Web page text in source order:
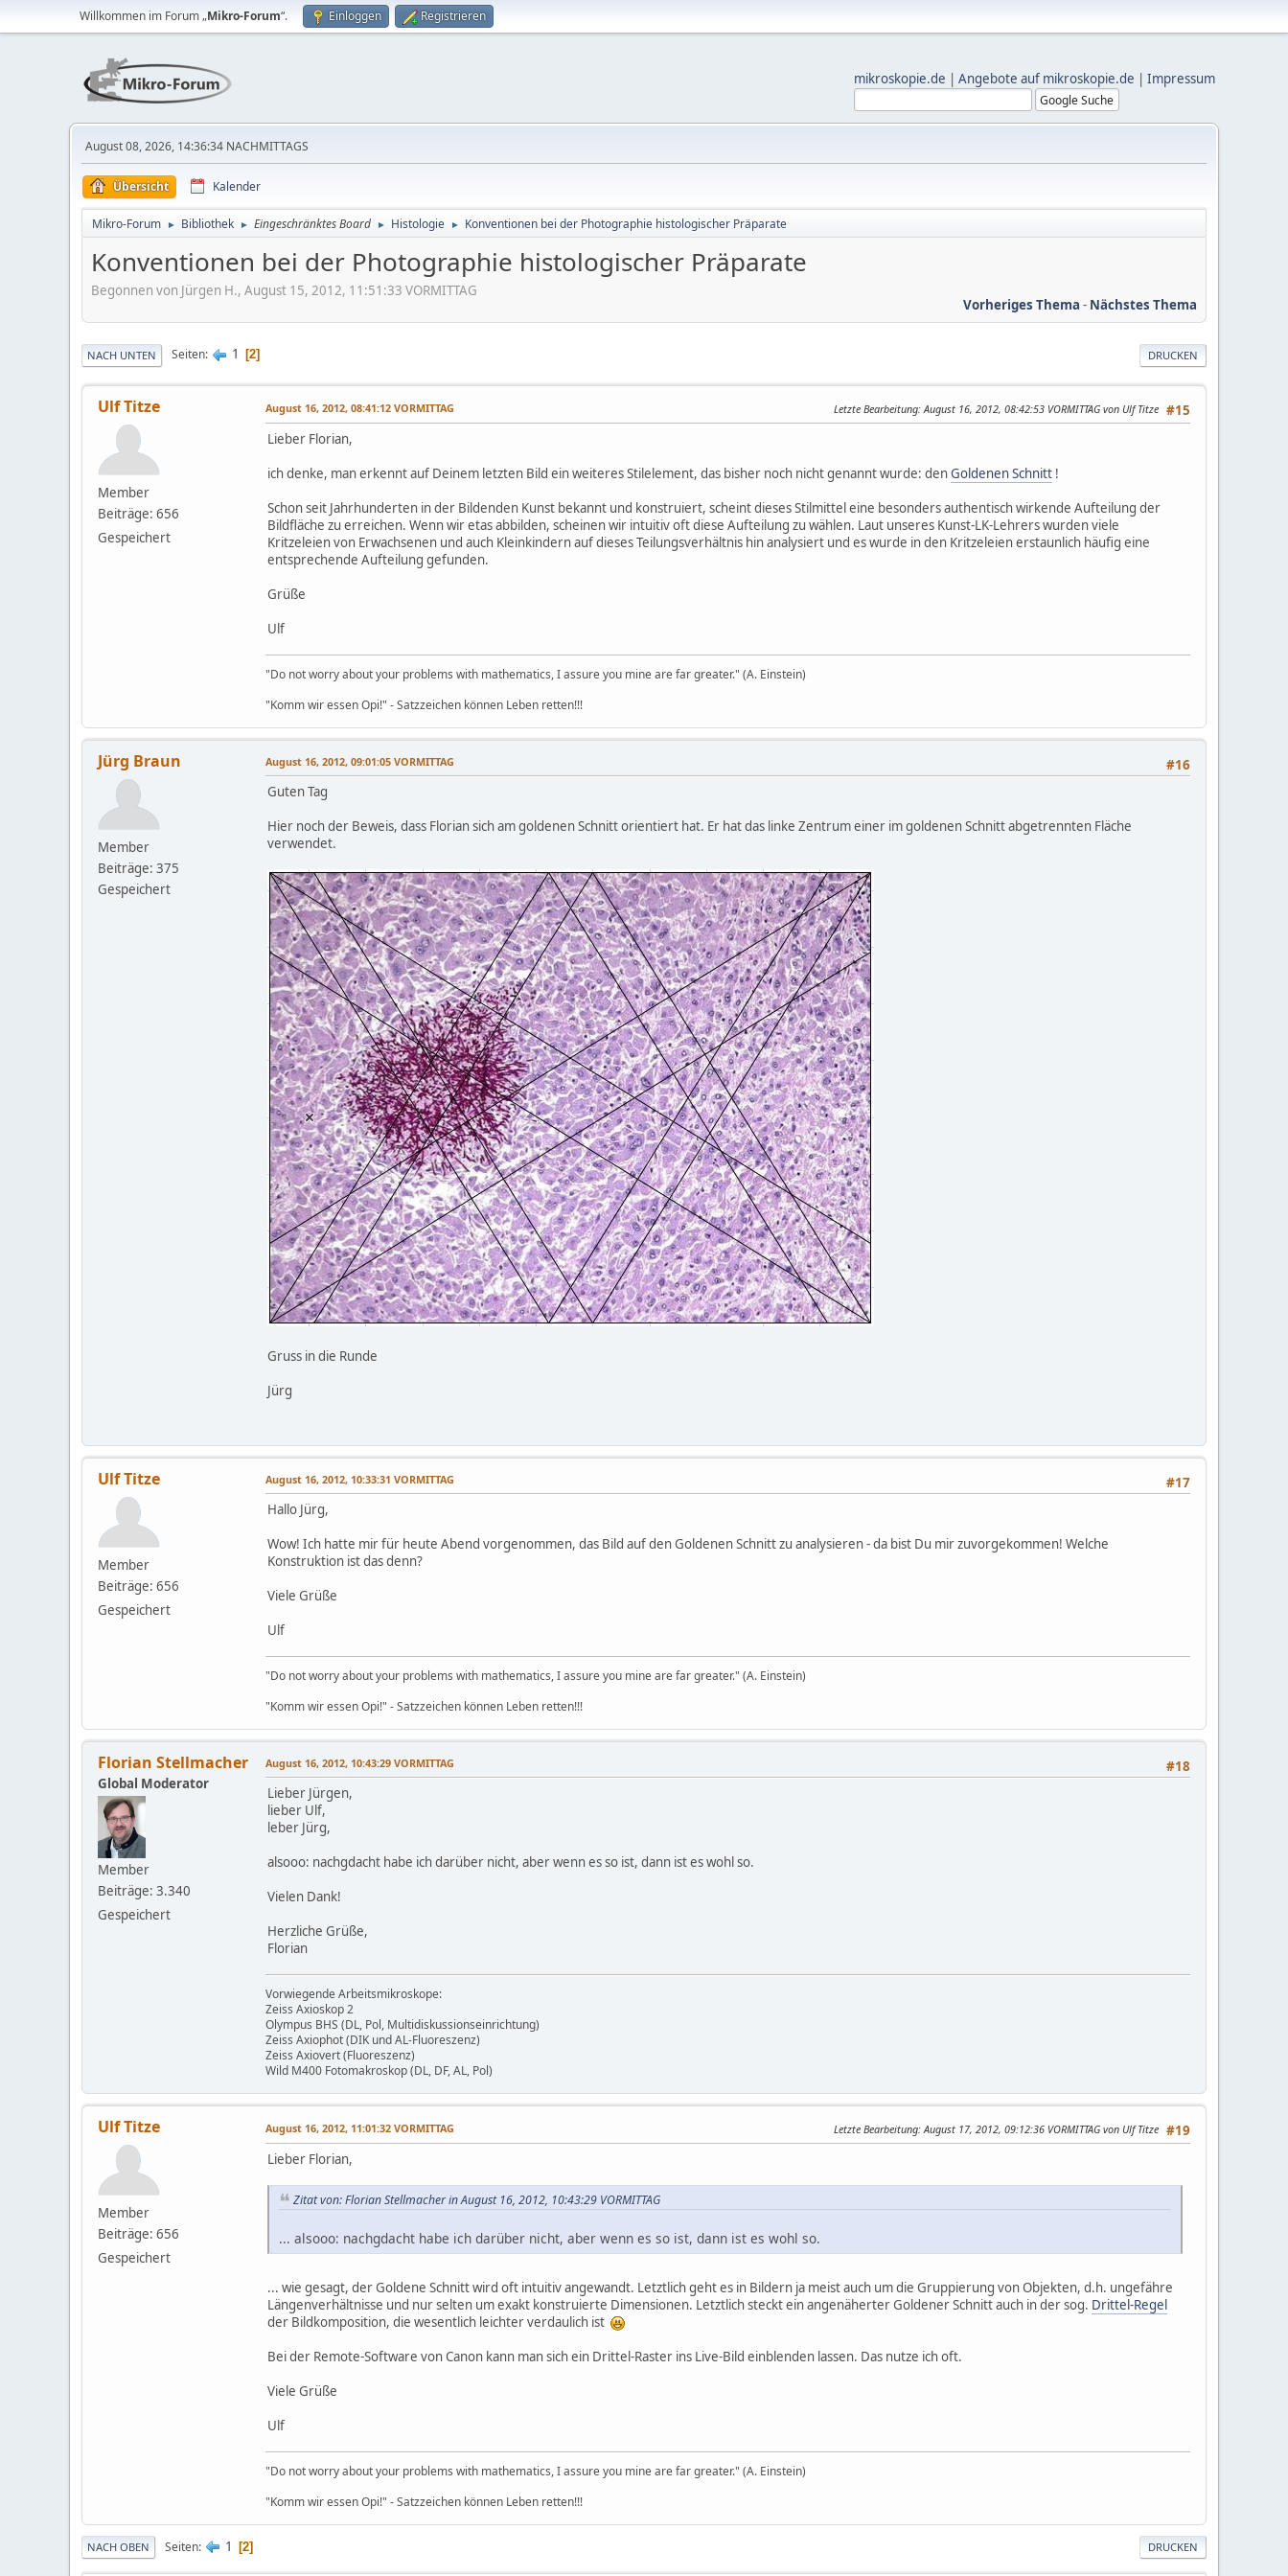
Willkommen im Forum „Mikro-Forum“. Einloggen Registrieren
mikroskopie.de | Angebote auf mikroskopie.de | Impressum
August 08, 2026, 14:36:34 NACHMITTAGS
Übersicht Kalender
Mikro-Forum ► Bibliothek ► Eingeschränktes Board ► Histologie ► Konventionen bei der Photographie histologischer Präparate
Konventionen bei der Photographie histologischer Präparate
Begonnen von Jürgen H., August 15, 2012, 11:51:33 VORMITTAG
Vorheriges Thema - Nächstes Thema
DRUCKEN
NACH UNTEN Seiten 1 2
Ulf Titze
Member
Beiträge: 656
Gespeichert
#15
August 16, 2012, 08:41:12 VORMITTAG Letzte Bearbeitung: August 16, 2012, 08:42:53 VORMITTAG von Ulf Titze
Lieber Florian,
ich denke, man erkennt auf Deinem letzten Bild ein weiteres Stilelement, das bisher noch nicht genannt wurde: denGoldenen Schnitt !
Schon seit Jahrhunderten in der Bildenden Kunst bekannt und konstruiert, scheint dieses Stilmittel eine besonders authentisch wirkende Aufteilung der
Bildfläche zu erreichen. Wenn wir etas abbilden, scheinen wir intuitiv oft diese Aufteilung zu wählen. Laut unseres Kunst-LK-Lehrers wurden viele
Kritzeleien von Erwachsenen und auch Kleinkindern auf dieses Teilungsverhältnis hin analysiert und es wurde in den Kritzeleien erstaunlich häufig eine
entsprechende Aufteilung gefunden.
Grüße
Ulf
"Do not worry about your problems with mathematics, I assure you mine are far greater." (A. Einstein)
"Komm wir essen Opi!" - Satzzeichen können Leben retten!!!
Jürg Braun
Member
Beiträge: 375
Gespeichert
#16
August 16, 2012, 09:01:05 VORMITTAG
Guten Tag
Hier noch der Beweis, dass Florian sich am goldenen Schnitt orientiert hat. Er hat das linke Zentrum einer im goldenen Schnitt abgetrennten Fläche
verwendet.
Gruss in die Runde
Jürg
Ulf Titze
Member
Beiträge: 656
Gespeichert
#17
August 16, 2012, 10:33:31 VORMITTAG
Hallo Jürg,
Wow! Ich hatte mir für heute Abend vorgenommen, das Bild auf den Goldenen Schnitt zu analysieren - da bist Du mir zuvorgekommen! Welche
Konstruktion ist das denn?
Viele Grüße
Ulf
"Do not worry about your problems with mathematics, I assure you mine are far greater." (A. Einstein)
"Komm wir essen Opi!" - Satzzeichen können Leben retten!!!
Florian Stellmacher
Global Moderator
Member
Beiträge: 3.340
Gespeichert
#18
August 16, 2012, 10:43:29 VORMITTAG
Lieber Jürgen,
lieber Ulf,
leber Jürg,
alsooo: nachgdacht habe ich darüber nicht, aber wenn es so ist, dann ist es wohl so.
Vielen Dank!
Herzliche Grüße,
Florian
Vorwiegende Arbeitsmikroskope:
Zeiss Axioskop 2
Olympus BHS (DL, Pol, Multidiskussionseinrichtung)
Zeiss Axiophot (DIK und AL-Fluoreszenz)
Zeiss Axiovert (Fluoreszenz)
Wild M400 Fotomakroskop (DL, DF, AL, Pol)
Ulf Titze
Member
Beiträge: 656
Gespeichert
#19
August 16, 2012, 11:01:32 VORMITTAG Letzte Bearbeitung: August 17, 2012, 09:12:36 VORMITTAG von Ulf Titze
Lieber Florian,
Zitat von: Florian Stellmacher in August 16, 2012, 10:43:29 VORMITTAG
... alsooo: nachgdacht habe ich darüber nicht, aber wenn es so ist, dann ist es wohl so.
... wie gesagt, der Goldene Schnitt wird oft intuitiv angewandt. Letztlich geht es in Bildern ja meist auch um die Gruppierung von Objekten, d.h. ungefähre
Längenverhältnisse und nur selten um exakt konstruierte Dimensionen. Letztlich steckt ein angenäherter Goldener Schnitt auch in der sog. Drittel-Regel
der Bildkomposition, die wesentlich leichter verdaulich ist
Bei der Remote-Software von Canon kann man sich ein Drittel-Raster ins Live-Bild einblenden lassen. Das nutze ich oft.
Viele Grüße
Ulf
"Do not worry about your problems with mathematics, I assure you mine are far greater." (A. Einstein)
"Komm wir essen Opi!" - Satzzeichen können Leben retten!!!
DRUCKEN
NACH OBEN Seiten 1 2